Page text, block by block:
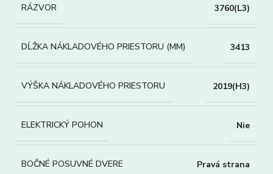
RÁZVOR 3760(L3)
DĹŽKA NÁKLADOVÉHO PRIESTORU (MM) 3413
VÝŠKA NÁKLADOVÉHO PRIESTORU 2019(H3)
ELEKTRICKÝ POHON Nie
BOČNÉ POSUVNÉ DVERE Pravá strana